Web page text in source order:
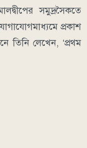
সমুদ্রসৈকতে
প্রকাশ
তিনি লেখেন, ‘প্রথম